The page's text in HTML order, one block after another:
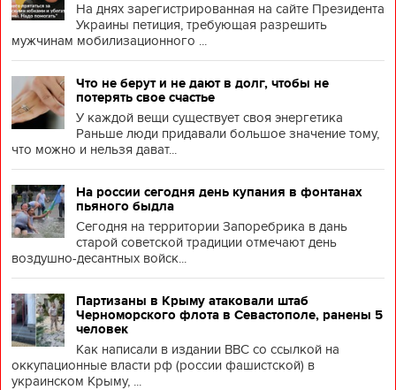
На днях зарегистрированная на сайте Президента
Украины петиция, требующая разрешить
мужчинам мобилизационного ...
Что не берут и не дают в долг, чтобы не
потерять свое счастье
У каждой вещи существует своя энергетика
Раньше люди придавали большое значение тому,
что можно и нельзя дават...
На россии сегодня день купания в фонтанах
пьяного быдла
Сегодня на территории Запоребрика в дань
старой советской традиции отмечают день
воздушно-десантных войск...
Партизаны в Крыму атаковали штаб
Черноморского флота в Севастополе, ранены 5
человек
Как написали в издании BBC со ссылкой на
оккупационные власти рф (россии фашистской) в
украинском Крыму, ...